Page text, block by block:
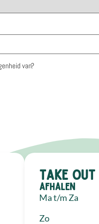
van?
Take out
Afhalen
Ma t/m Za
Zo